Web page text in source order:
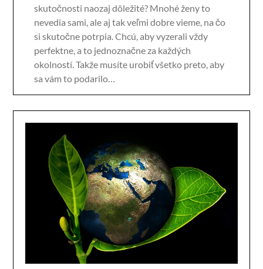
skutočnosti naozaj dôležité? Mnohé ženy to
nevedia sami, ale aj tak veľmi dobre vieme, na čo
si skutočne potrpia. Chcú, aby vyzerali vždy
perfektne, a to jednoznačne za každých
okolností. Takže musíte urobiť všetko preto, aby
sa vám to podarilo…